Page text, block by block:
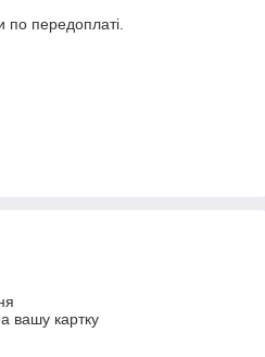
по передоплаті.
вашу картку